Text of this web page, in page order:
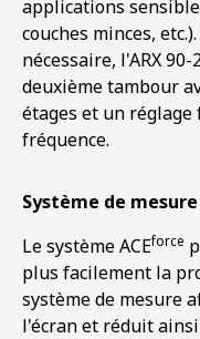
applications
couches minces,
nécessaire, l'ARX
deuxième tambour
étages et un
fréquence.
Système de
Le système ACEforce
plus facilement la
système de mesure
l'écran et réduit